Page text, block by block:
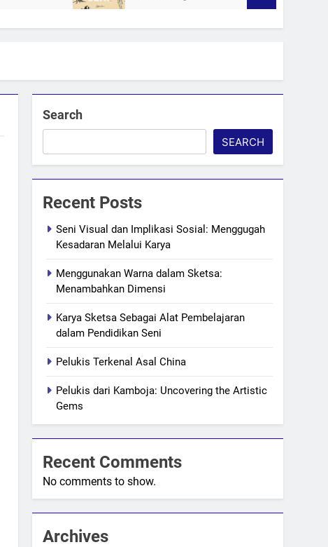
Search
SEARCH
Recent Posts
Seni Visual dan Implikasi Sosial: Menggugah
Kesadaran Melalui Karya
Menggunakan Warna dalam Sketsa:
Menambahkan Dimensi
Karya Sketsa Sebagai Alat Pembelajaran
dalam Pendidikan Seni
Pelukis Terkenal Asal China
Pelukis dari Kamboja: Uncovering the Artistic
Gems
Recent Comments
No comments to show.
Archives